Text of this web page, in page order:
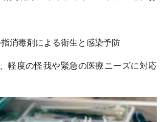
消毒剤による衛生と感染予防
軽度の怪我や緊急の医療ニーズに対応